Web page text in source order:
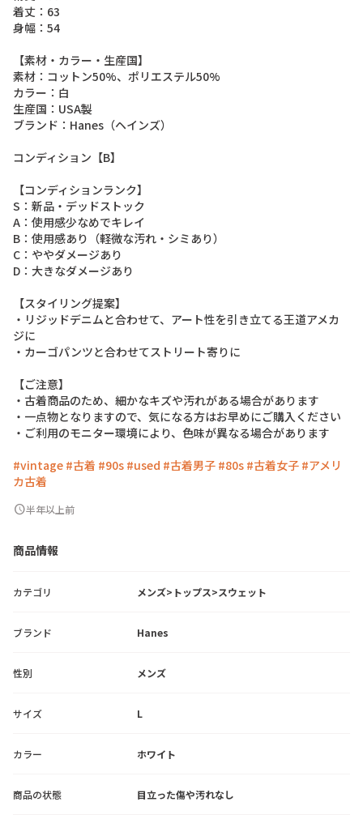
着丈 ： 63
身幅 ： 54
【素材 ・ カラー ・ 生産国】
素材 ： コ ッ ト ン50%、 ポ リ エステル50%
カラー ： 白
生産国 ： USA製
ブラ ン ド ： Hanes （ヘイ ンズ）
コ ンディ ショ ン 【B】
【コ ンディ ショ ンラ ンク】
S ： 新品 ・ デッ ドス ト ック
A ： 使用感少なめでキ レイ
B ： 使用感あり （軽微な汚れ ・ シミ あり）
C ： ややダメージあり
D ： 大きなダメージあり
【スタイ リ ング提案】
・ リ ジッ ドデニムと合わせて、 アー ト性を引 き立てる王道アメカ
ジに
・ カーゴパンツと合わせてス ト リ ー ト寄りに
【ご注意】
・ 古着商品のため、 細かなキズや汚れがある場合があり ます
・ 一点物となり ますので、 気になる方はお早めにご購入く ださい
・ ご利用のモニター環境によ り、 色味が異なる場合があり ます
#vintage #古着 #90s #used #古着男子 #80s #古着女子 #アメリ
カ古着
schedule半年以上前
商品情報
カテゴリ メンズ>トップス>スウェット
ブランド Hanes
性別 メンズ
サイズ L
カラー ホワイト
商品の状態 目立った傷や汚れなし